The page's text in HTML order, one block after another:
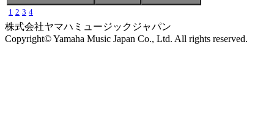
1 2 3 4
株式会社ヤマハミュージックジャパン
Copyright© Yamaha Music Japan Co., Ltd. All rights reserved.